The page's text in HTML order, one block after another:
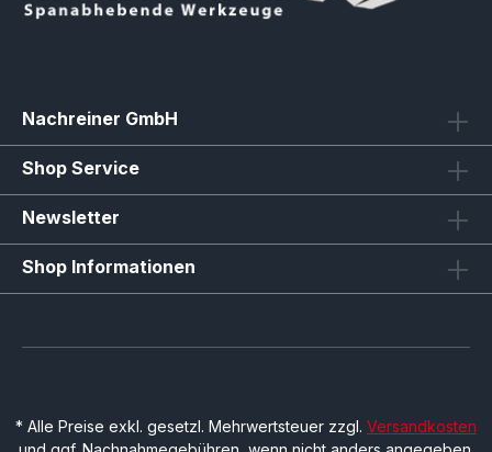
Nachreiner GmbH
Shop Service
Newsletter
Shop Informationen
* Alle Preise exkl. gesetzl. Mehrwertsteuer zzgl. Versandkosten